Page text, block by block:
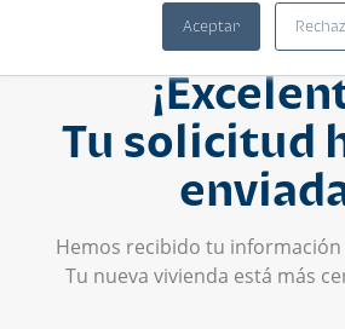
Aceptar
Tu solicitud
Hemos recibido tu
Tu nueva vivienda está más